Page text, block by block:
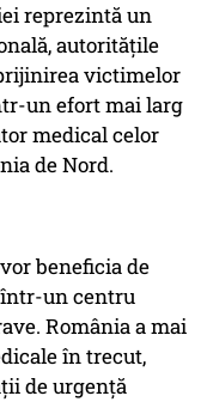
reprezintă un
autoritățile
victimelor
un efort mai larg
medical celor
de Nord.
beneficia de
un centru
România a mai
în trecut,
de urgență